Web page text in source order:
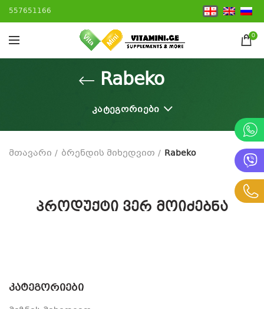
557651166
0
Rabeko
ᲙᲐᲢᲔᲒᲝᲠᲘᲔᲑᲘ
ᲙᲐᲢᲔᲒᲝᲠᲘᲔᲑᲘ
მთავარი ბრენდის მიხედვით Rabeko
პროდუქტი ვერ მოიძებნა